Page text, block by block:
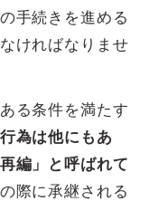
手続きを進める
ければなりませ
る条件を満たす
為は他にもあ
編」と呼ばれて
際に承継される